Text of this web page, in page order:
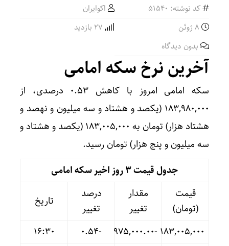
کد نوشته: 51540
اکوایران
بدون دیدگاه
آخرین نرخ سکه امامی
سکه امامی امروز با کاهش ۰.۵۳ درصدی، از
۱۸۳,۹۸۰,۰۰۰ (یکصد و هشتاد و سه میلیون و نهصد و
هشتاد هزار) تومان به ۱۸۳,۰۰۵,۰۰۰ (یکصد و هشتاد و
سه میلیون و پنج هزار) تومان رسید.
جدول قیمت 3 روز اخیر سکه امامی
قیمت
(تومان)
مقدار
تغییر
درصد
تغییر
تاریخ
۱۸۳,۰۰۵,۰۰۰ -۹۷۵,۰۰۰.۰۰ -۰.۵۴
16:30